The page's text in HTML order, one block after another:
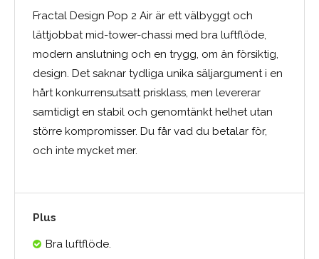
Fractal Design Pop 2 Air är ett välbyggt och
lättjobbat mid-tower-chassi med bra luftflöde,
modern anslutning och en trygg, om än försiktig,
design. Det saknar tydliga unika säljargument i en
hårt konkurrensutsatt prisklass, men levererar
samtidigt en stabil och genomtänkt helhet utan
större kompromisser. Du får vad du betalar för,
och inte mycket mer.
Plus
Bra luftflöde.